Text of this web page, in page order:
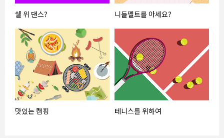
쉘 위 댄스? 니들펠트를 아세요?
맛있는 캠핑 테니스를 위하여